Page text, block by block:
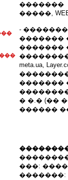
�������
�����,
-
������� �
�������
meta.ua,
�������
� �.� (��
������
���:
�������: 227